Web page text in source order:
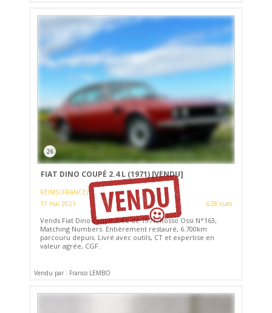
26
FIAT DINO COUPÉ 2.4 L (1971)[VENDU]
REIMS (FRANCE)
17 mai 2021
628 vues
Vends Fiat Dino coupé 2.4 L de 1971. Rosso Ossi N°163,
Matching Numbers. Entièrement restauré, 6.700km
parcouru depuis. Livré avec outils, CT et expertise en
valeur agrée, CGF.
Vendu par : Franco LEMBO